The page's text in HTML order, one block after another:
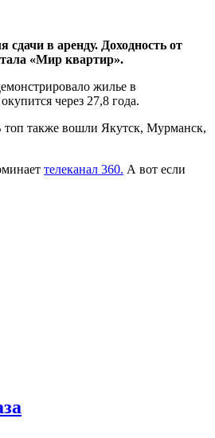
в аренду. Доходность от
«Мир квартир».
жилье в
через 27,8 года.
топ также вошли Якутск, Мурманск,
телеканал 360. А вот если